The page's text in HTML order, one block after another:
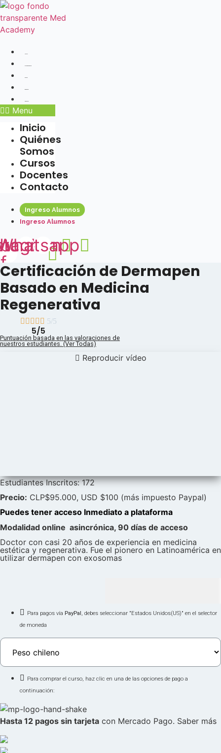
Ir
al
contenido
Menu
Inicio
Quiénes
Somos
Cursos
Docentes
Contacto
Ingreso Alumnos
Ingreso Alumnos
f
Certificación de Dermapen
Basado en Medicina
Regenerativa
     5/5
5/5
Puntuación basada en las valoraciones de
nuestros estudiantes. (Ver Todas)
Reproducir vídeo
Estudiantes Inscritos: 172
Precio: CLP$95.000, USD $100 (más impuesto Paypal)
Puedes tener acceso Inmediato a plataforma
Modalidad online asincrónica, 90 días de acceso
Doctor con casi 20 años de experiencia en medicina
estética y regenerativa. Fue el pionero en Latinoamérica en
utilizar dermapen con exosomas
Para pagos vía PayPal , debes seleccionar "Estados Unidos(US)" en el selector
de moneda
Para comprar el curso, haz clic en una de las opciones de pago a
continuación:
Hasta 12 pagos sin tarjeta con Mercado Pago. Saber más